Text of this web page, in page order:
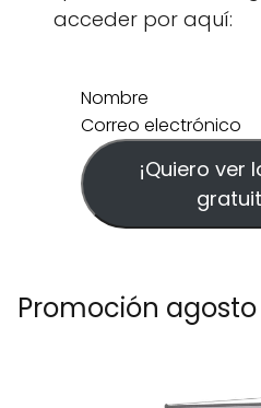
acceder por aquí:
Nombre
Correo electrónico
¡Quiero ver
Promoción agosto